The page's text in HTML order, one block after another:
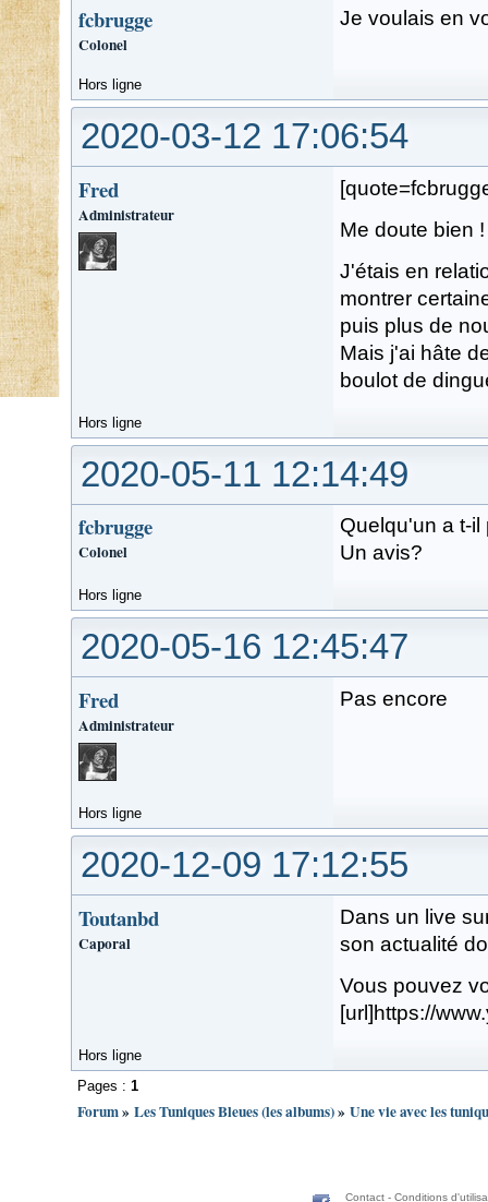
fcbrugge
Colonel
Je voulais en
Hors ligne
2020-03-12 17:06:54
Fred
Administrateur
Me doute bien !
J'étais en
montrer
puis plus de
Mais j'ai hâte
boulot de
Hors ligne
2020-05-11 12:14:49
fcbrugge
Colonel
Quelqu'un a t-il
Un avis?
Hors ligne
2020-05-16 12:45:47
Fred
Administrateur
Pas encore
Hors ligne
2020-12-09 17:12:55
Toutanbd
Caporal
Dans un live
son actualité
Vous pouvez
[url]https://
Hors ligne
Pages : 1
Forum» Les Tuniques Bleues (les albums)» Une vie avec les
Contact - Conditions